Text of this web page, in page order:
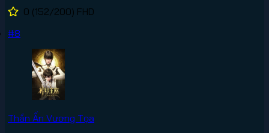
0 (152/200) FHD
#8
Thần Ấn Vương Tọa